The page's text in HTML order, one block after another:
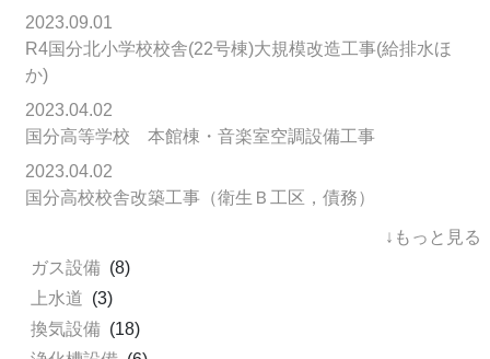
2023.09.01
R4国分北小学校校舎(22号棟)大規模改造工事(給排水ほ
か)
2023.04.02
国分高等学校 本館棟・音楽室空調設備工事
2023.04.02
国分高校校舎改築工事（衛生Ｂ工区，債務）
↓もっと見る
ガス設備 (8)
上水道 (3)
換気設備 (18)